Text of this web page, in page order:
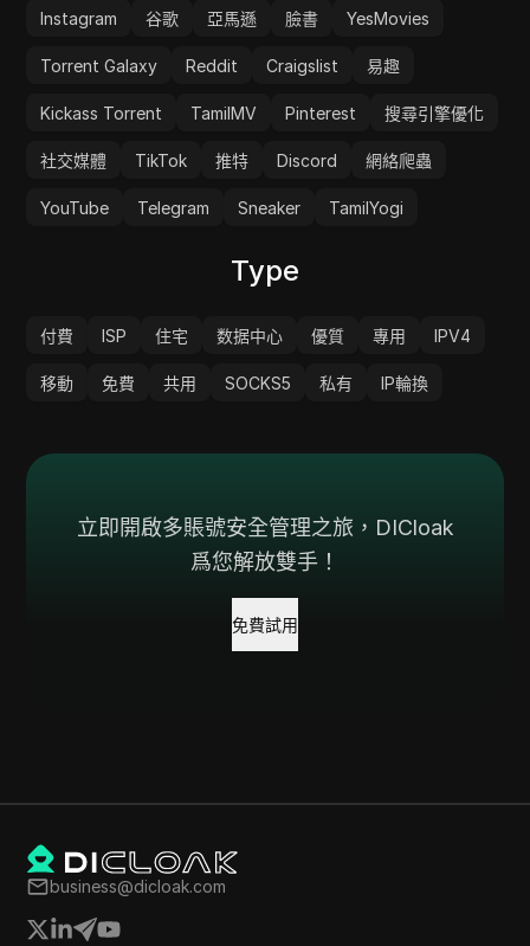
Instagram 谷歌 亞馬遜 臉書 YesMovies
Torrent Galaxy Reddit Craigslist 易趣
Kickass Torrent TamilMV Pinterest 搜尋引擎優化
社交媒體 TikTok 推特 Discord 網絡爬蟲
YouTube Telegram Sneaker TamilYogi
Type
付費 ISP 住宅 数据中心 優質 專用 IPV4
移動 免費 共用 SOCKS5 私有 IP輪換
立即開啟多賬號安全管理之旅，DICloak
爲您解放雙手！
免費試用
business@dicloak.com